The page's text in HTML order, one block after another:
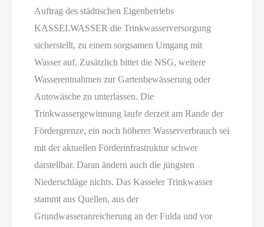
Auftrag des städtischen Eigenbetriebs
KASSELWASSER die Trinkwasserversorgung
sicherstellt, zu einem sorgsamen Umgang mit
Wasser auf. Zusätzlich bittet die NSG, weitere
Wasserentnahmen zur Gartenbewässerung oder
Autowäsche zu unterlassen. Die
Trinkwassergewinnung laufe derzeit am Rande der
Fördergrenze, ein noch höherer Wasserverbrauch sei
mit der aktuellen Förderinfrastruktur schwer
darstellbar. Daran ändern auch die jüngsten
Niederschläge nichts. Das Kasseler Trinkwasser
stammt aus Quellen, aus der
Grundwasseranreicherung an der Fulda und vor